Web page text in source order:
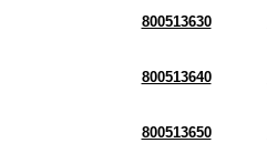
800513630
800513640
800513650